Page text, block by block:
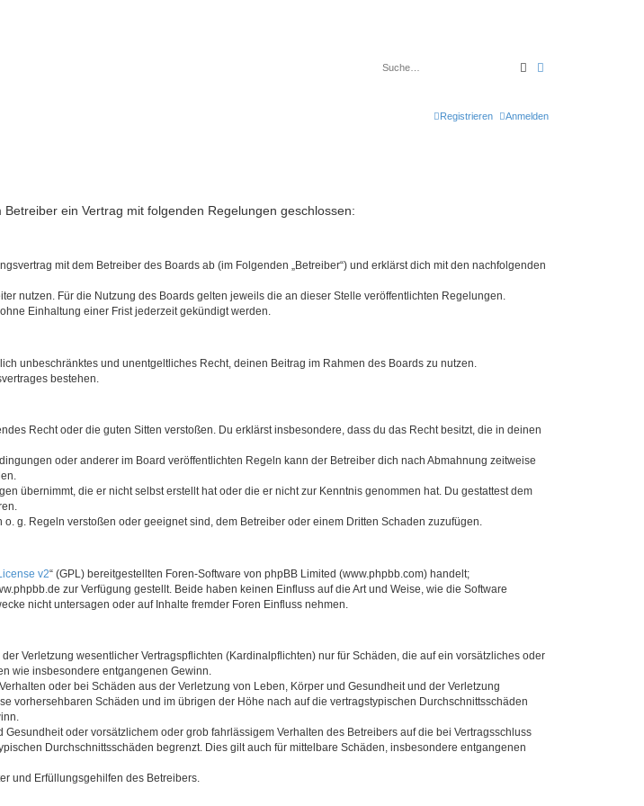
Suche
Anmelden
Registrieren
ein Vertrag mit folgenden Regelungen geschlossen:
mit dem Betreiber des Boards ab (im Folgenden „Betreiber“) und erklärst dich mit den nachfolgenden
nutzen. Für die Nutzung des Boards gelten jeweils die an dieser Stelle veröffentlichten Regelungen.
Einhaltung einer Frist jederzeit gekündigt werden.
unbeschränktes und unentgeltliches Recht, deinen Beitrag im Rahmen des Boards zu nutzen.
bestehen.
Recht oder die guten Sitten verstoßen. Du erklärst insbesondere, dass du das Recht besitzt, die in deinen
oder anderer im Board veröffentlichten Regeln kann der Betreiber dich nach Abmahnung zeitweise
übernimmt, die er nicht selbst erstellt hat oder die er nicht zur Kenntnis genommen hat. Du gestattest dem
g. Regeln verstoßen oder geeignet sind, dem Betreiber oder einem Dritten Schaden zuzufügen.
v2“ (GPL) bereitgestellten Foren-Software von phpBB Limited (www.phpbb.com) handelt;
zur Verfügung gestellt. Beide haben keinen Einfluss auf die Art und Weise, wie die Software
nicht untersagen oder auf Inhalte fremder Foren Einfluss nehmen.
Verletzung wesentlicher Vertragspflichten (Kardinalpflichten) nur für Schäden, die auf ein vorsätzliches oder
wie insbesondere entgangenen Gewinn.
oder bei Schäden aus der Verletzung von Leben, Körper und Gesundheit und der Verletzung
vorhersehbaren Schäden und im übrigen der Höhe nach auf die vertragstypischen Durchschnittsschäden
oder vorsätzlichem oder grob fahrlässigem Verhalten des Betreibers auf die bei Vertragsschluss
Durchschnittsschäden begrenzt. Dies gilt auch für mittelbare Schäden, insbesondere entgangenen
und Erfüllungsgehilfen des Betreibers.